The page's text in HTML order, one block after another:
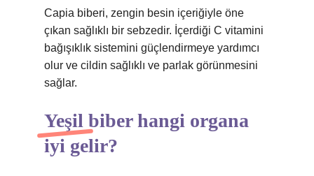
Capia biberi, zengin besin içeriğiyle öne
çıkan sağlıklı bir sebzedir. İçerdiği C vitamini
bağışıklık sistemini güçlendirmeye yardımcı
olur ve cildin sağlıklı ve parlak görünmesini
sağlar.
Yeşil biber hangi organa
iyi gelir?